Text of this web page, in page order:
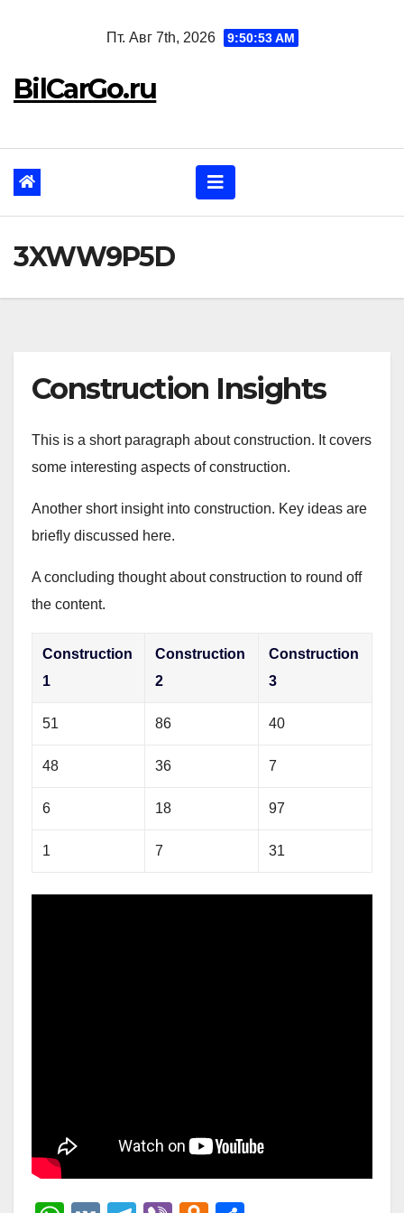
Пт. Авг 7th, 2026 9:50:54 AM
BilCarGo.ru
3XWW9P5D
Construction Insights
This is a short paragraph about construction. It covers
some interesting aspects of construction.
Another short insight into construction. Key ideas are
briefly discussed here.
A concluding thought about construction to round off
the content.
Construction
1
Construction
2
Construction
3
51 86 40
48 36 7
6 18 97
1 7 31